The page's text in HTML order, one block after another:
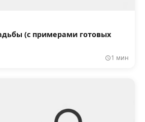
(с примерами готовых
1 мин